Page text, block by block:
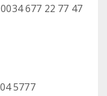
677 22 77 47
5777